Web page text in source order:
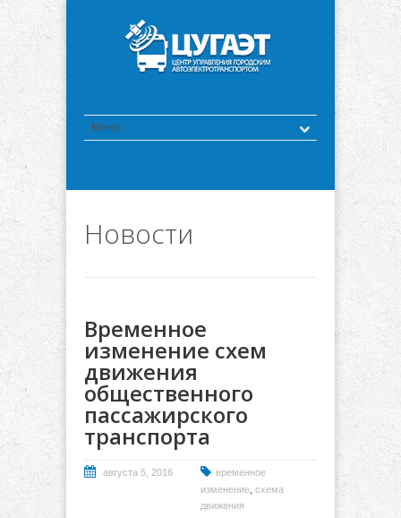
Новости
Временное
изменение схем
движения
общественного
пассажирского
транспорта
августа 5, 2016
временное
изменение, схема
движения